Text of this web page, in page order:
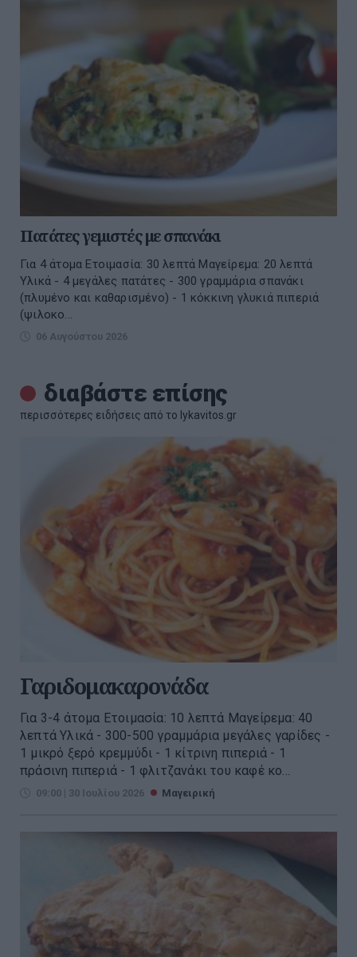
Πατάτες γεμιστές με σπανάκι
Για 4 άτομα Ετοιμασία: 30 λεπτά Μαγείρεμα: 20 λεπτά
Υλικά - 4 μεγάλες πατάτες - 300 γραμμάρια σπανάκι
(πλυμένο και καθαρισμένο) - 1 κόκκινη γλυκιά πιπεριά
(ψιλοκο...
06 Αυγούστου 2026
διαβάστε επίσης
περισσότερες ειδήσεις από το lykavitos.gr
Γαριδομακαρονάδα
Για 3-4 άτομα Ετοιμασία: 10 λεπτά Μαγείρεμα: 40
λεπτά Υλικά - 300-500 γραμμάρια μεγάλες γαρίδες -
1 μικρό ξερό κρεμμύδι - 1 κίτρινη πιπεριά - 1
πράσινη πιπεριά - 1 φλιτζανάκι του καφέ κο...
09:00 | 30 Ιουλίου 2026 Μαγειρική